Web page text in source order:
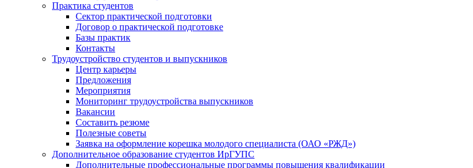
Практика студентов
Сектор практической подготовки
Договор о практической подготовке
Базы практик
Контакты
Трудоустройство студентов и выпускников
Центр карьеры
Предложения
Мероприятия
Мониторинг трудоустройства выпускников
Вакансии
Составить резюме
Полезные советы
Заявка на оформление корешка молодого специалиста (ОАО «РЖД»)
Дополнительное образование студентов ИрГУПС
Дополнительные профессиональные программы повышения квалификации